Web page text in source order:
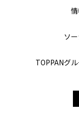
ソ
TOPPANグ